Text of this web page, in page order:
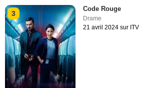
3
Code Rouge
Drame
21 avril 2024 sur ITV